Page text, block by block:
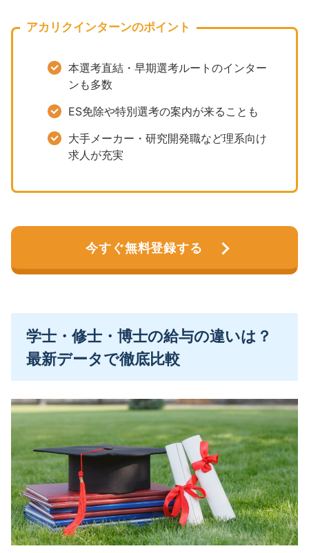
アカリクインターンのポイント
本選考直結・早期選考ルートのインター
ンも多数
ES免除や特別選考の案内が来ることも
大手メーカー・研究開発職など理系向け
求人が充実
今すぐ無料登録する
学士・修士・博士の給与の違いは？
最新データで徹底比較